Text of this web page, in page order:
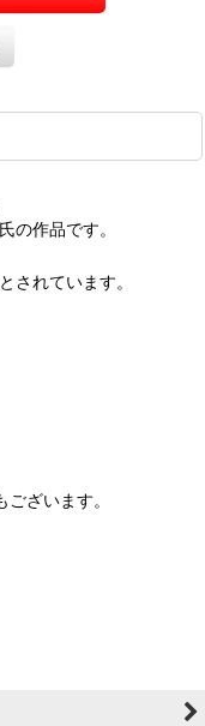
の作品です。
されています。
ざいます。